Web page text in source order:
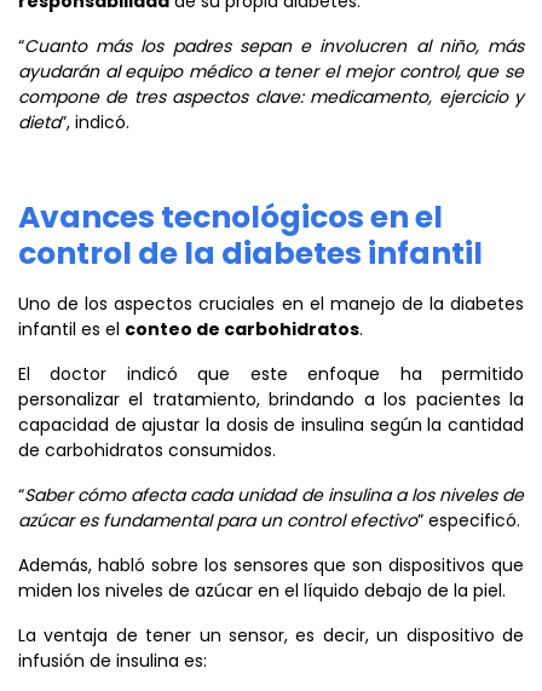
“Cuanto más los padres sepan e involucren al niño, más
ayudarán al equipo médico a tener el mejor control, que se
compone de tres aspectos clave: medicamento, ejercicio y
dieta”, indicó.
Avances tecnológicos en el
control de la diabetes infantil
Uno de los aspectos cruciales en el manejo de la diabetes
infantil es el conteo de carbohidratos.
El doctor indicó que este enfoque ha permitido
personalizar el tratamiento, brindando a los pacientes la
capacidad de ajustar la dosis de insulina según la cantidad
de carbohidratos consumidos.
“Saber cómo afecta cada unidad de insulina a los niveles de
azúcar es fundamental para un control efectivo” especificó.
Además, habló sobre los sensores que son dispositivos que
miden los niveles de azúcar en el líquido debajo de la piel.
La ventaja de tener un sensor, es decir, un dispositivo de
infusión de insulina es: